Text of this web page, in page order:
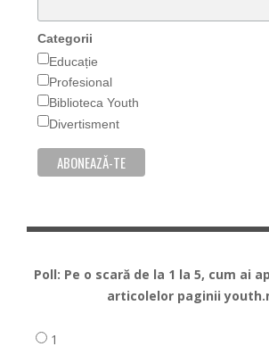
Categorii
Educație
Profesional
Biblioteca Youth
Divertisment
Poll: Pe o scară de la 1 la 5, cum ai
articolelor paginii
1